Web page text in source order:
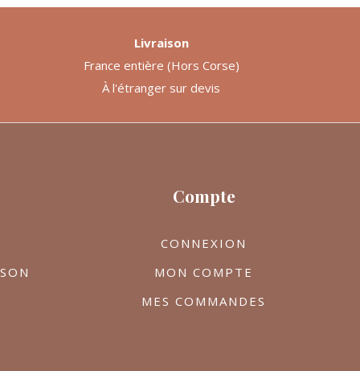
Compte
CONNEXION
MON COMPTE
MES COMMANDES
Livraison
France entière (Hors Corse)
À l'étranger sur devis